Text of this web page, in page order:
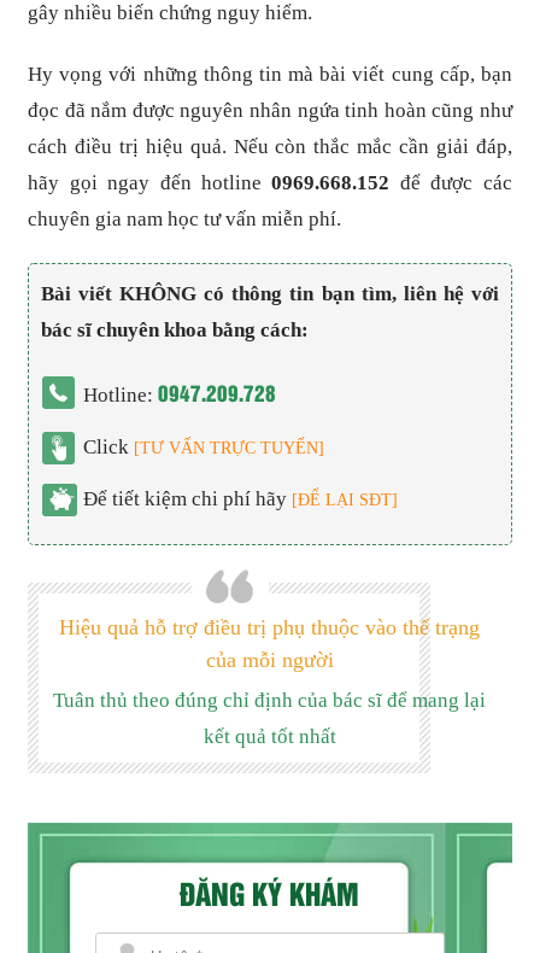
gây nhiều biến chứng nguy hiểm.
Hy vọng với những thông tin mà bài viết cung cấp, bạn
đọc đã nắm được nguyên nhân ngứa tinh hoàn cũng như
cách điều trị hiệu quả. Nếu còn thắc mắc cần giải đáp,
hãy gọi ngay đến hotline0969.668.152 để được các
chuyên gia nam học tư vấn miễn phí.
Bài viết KHÔNG có thông tin bạn tìm, liên hệ với
bác sĩ chuyên khoa bằng cách:
Hotline:0947.209.728
Click [TƯ VẤN TRỰC TUYẾN]
Để tiết kiệm chi phí hãy [ĐỂ LẠI SĐT]
Hiệu quả hỗ trợ điều trị phụ thuộc vào thể trạng
của mỗi người
Tuân thủ theo đúng chỉ định của bác sĩ để mang lại
kết quả tốt nhất
ĐĂNG KÝ KHÁM